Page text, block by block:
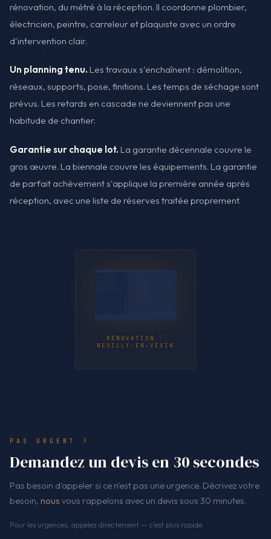
rénovation, du métré à la réception. Il coordonne plombier,
électricien, peintre, carreleur et plaquiste avec un ordre
d'intervention clair.
Un planning tenu. Les travaux s'enchaînent : démolition,
réseaux, supports, pose, finitions. Les temps de séchage sont
prévus. Les retards en cascade ne deviennent pas une
habitude de chantier.
Garantie sur chaque lot. La garantie décennale couvre le
gros œuvre. La biennale couvre les équipements. La garantie
de parfait achèvement s'applique la première année après
réception, avec une liste de réserves traitée proprement.
RÉNOVATION ·
NEUILLY-EN-VEXIN
PAS URGENT ?
Demandez un devis en 30 secondes
Pas besoin d'appeler si ce n'est pas une urgence. Décrivez votre
besoin, nous vous rappelons avec un devis sous 30 minutes.
Pour les urgences, appelez directement — c'est plus rapide.